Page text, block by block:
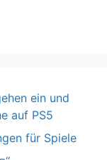
ein und
auf PS5
für Spiele